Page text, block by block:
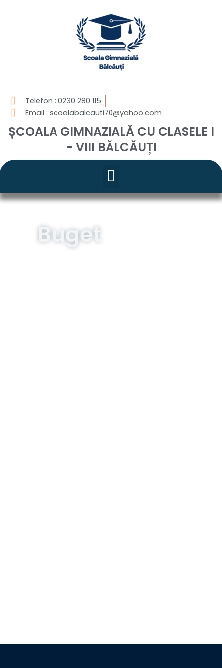
Telefon : 0230 280 115
Email : scoalabalcauti70@yahoo.com
ȘCOALA GIMNAZIALĂ CU CLASELE I
- VIII BĂLCĂUȚI
Menu
Buget